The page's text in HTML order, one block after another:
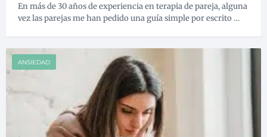
En más de 30 años de experiencia en terapia de pareja, alguna
vez las parejas me han pedido una guía simple por escrito …
ANSIEDAD